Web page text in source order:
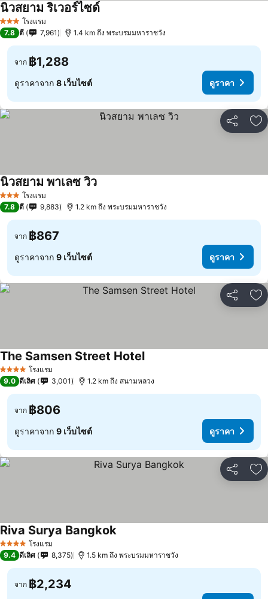
3 ดาว โรงแรม
นิวสยาม ริเวอร์ไซด์
7.8 ดี 7,961 1.4 km ถึง พระบรมมหาราชวัง
จาก ฿1,288
ดูราคาจาก 8 เว็บไซต์ ดูราคา
แชร์ เ
3 ดาว โรงแรม
นิวสยาม พาเลซ วิว
7.8 ดี 9,883 1.2 km ถึง พระบรมมหาราชวัง
จาก ฿867
ดูราคาจาก 9 เว็บไซต์ ดูราคา
แชร์ เ
4 ดาว โรงแรม
The Samsen Street Hotel
9.0 ดีเลิศ 3,001 1.2 km ถึง สนามหลวง
จาก ฿806
ดูราคาจาก 9 เว็บไซต์ ดูราคา
แชร์ เ
4 ดาว โรงแรม
Riva Surya Bangkok
9.4 ดีเลิศ 8,375 1.5 km ถึง พระบรมมหาราชวัง
จาก ฿2,234